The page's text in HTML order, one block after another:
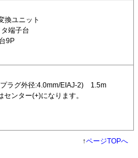
換ユニット
端子台
9P
ラグ外径:4.0mm/EIAJ-2) 1.5m
ンター(+)になります。
↑ページTOPへ